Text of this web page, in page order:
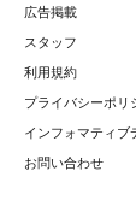
広告掲載
スタッフ
利用規約
プライバシーポリ
インフォマティブ
お問い合わせ